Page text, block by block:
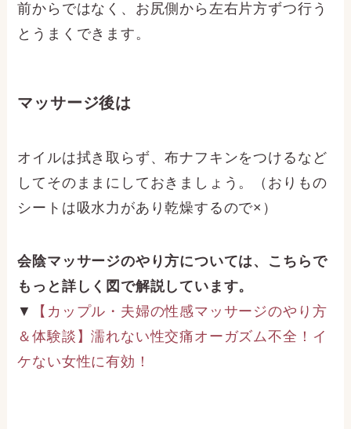
前からではなく、お尻側から左右片方ずつ行う
とうまくできます。
マッサージ後は
オイルは拭き取らず、布ナフキンをつけるなど
してそのままにしておきましょう。（おりもの
シートは吸水力があり乾燥するので×）
会陰マッサージのやり方については、こちらで
もっと詳しく図で解説しています。
▼
【カップル・夫婦の性感マッサージのやり方
＆体験談】濡れない性交痛オーガズム不全！イ
ケない女性に有効！